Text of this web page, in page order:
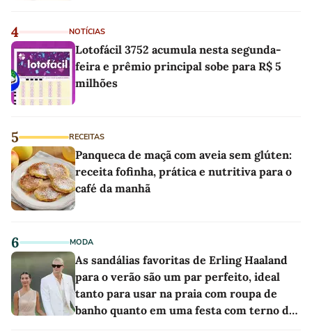
4 NOTÍCIAS
Lotofácil 3752 acumula nesta segunda-
feira e prêmio principal sobe para R$ 5
milhões
5 RECEITAS
Panqueca de maçã com aveia sem glúten:
receita fofinha, prática e nutritiva para o
café da manhã
6 MODA
As sandálias favoritas de Erling Haaland
para o verão são um par perfeito, ideal
tanto para usar na praia com roupa de
banho quanto em uma festa com terno de